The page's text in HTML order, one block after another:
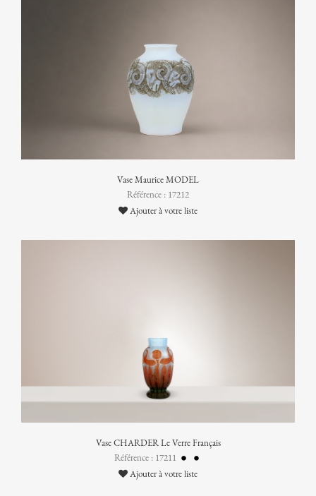
Vase Maurice MODEL
Référence : 17212
Ajouter à votre liste
Vase CHARDER Le Verre Français
Référence : 17211
Ajouter à votre liste